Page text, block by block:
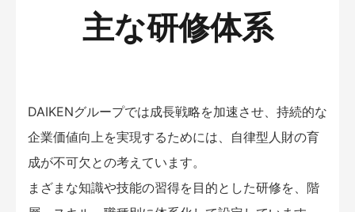
主な研修体系
DAIKENグループでは成長戦略を加速させ、持続的な
企業価値向上を実現するためには、自律型人財の育
成が不可欠との考えています。
まざまな知識や技能の習得を目的とした研修を、階